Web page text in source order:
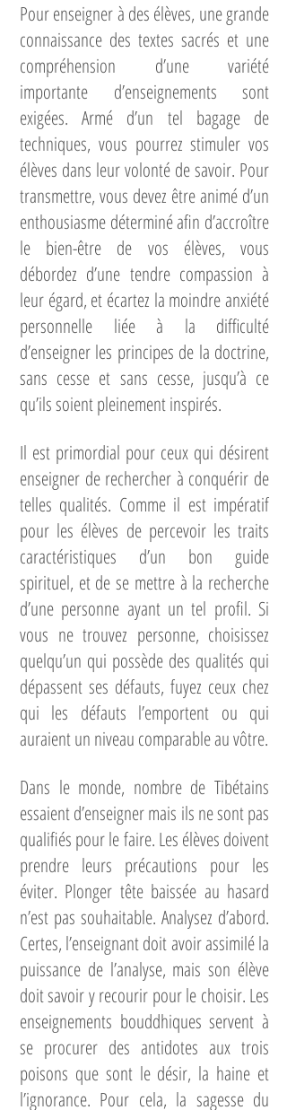
Pour enseigner à des élèves, une grande
connaissance des textes sacrés et une
compréhension d’une variété
importante d’enseignements sont
exigées. Armé d’un tel bagage de
techniques, vous pourrez stimuler vos
élèves dans leur volonté de savoir. Pour
transmettre, vous devez être animé d’un
enthousiasme déterminé afin d’accroître
le bien-être de vos élèves, vous
débordez d’une tendre compassion à
leur égard, et écartez la moindre anxiété
personnelle liée à la difficulté
d’enseigner les principes de la doctrine,
sans cesse et sans cesse, jusqu’à ce
qu’ils soient pleinement inspirés.
Il est primordial pour ceux qui désirent
enseigner de rechercher à conquérir de
telles qualités. Comme il est impératif
pour les élèves de percevoir les traits
caractéristiques d’un bon guide
spirituel, et de se mettre à la recherche
d’une personne ayant un tel profil. Si
vous ne trouvez personne, choisissez
quelqu’un qui possède des qualités qui
dépassent ses défauts, fuyez ceux chez
qui les défauts l’emportent ou qui
auraient un niveau comparable au vôtre.
Dans le monde, nombre de Tibétains
essaient d’enseigner mais ils ne sont pas
qualifiés pour le faire. Les élèves doivent
prendre leurs précautions pour les
éviter. Plonger tête baissée au hasard
n’est pas souhaitable. Analysez d’abord.
Certes, l’enseignant doit avoir assimilé la
puissance de l’analyse, mais son élève
doit savoir y recourir pour le choisir. Les
enseignements bouddhiques servent à
se procurer des antidotes aux trois
poisons que sont le désir, la haine et
l’ignorance. Pour cela, la sagesse du